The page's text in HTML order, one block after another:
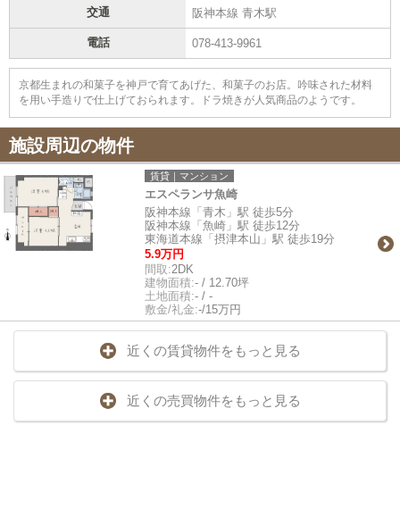
交通 阪神本線 青木駅
電話 078-413-9961
京都生まれの和菓子を神戸で育てあげた、和菓子のお店。吟味された材料
を用い手造りで仕上げておられます。ドラ焼きが人気商品のようです。
施設周辺の物件
賃貸｜マンション
エスペランサ魚崎
阪神本線「青木」駅 徒歩5分
阪神本線「魚崎」駅 徒歩12分
東海道本線「摂津本山」駅 徒歩19分
5.9万円
間取:2DK
建物面積:- / 12.70坪
土地面積:- / -
敷金/礼金:-/15万円
近くの賃貸物件をもっと見る
近くの売買物件をもっと見る